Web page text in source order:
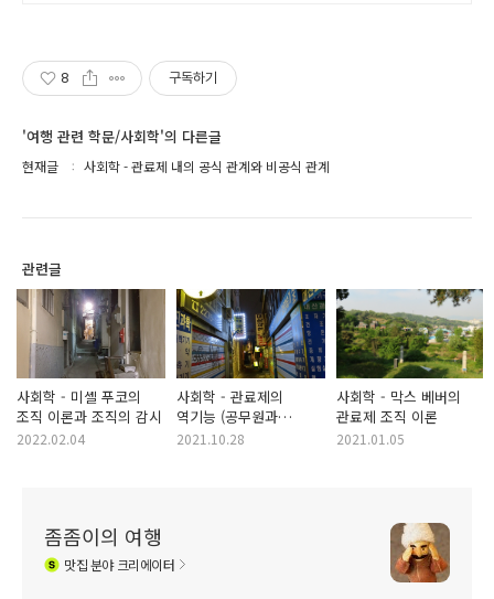
8 구독하기
'여행 관련 학문/사회학'의 다른글
현재글 사회학 - 관료제 내의 공식 관계와 비공식 관계
관련글
사회학 - 미셸 푸코의
조직 이론과 조직의 감시
2022.02.04
사회학 - 관료제의
역기능 (공무원과
일반인의 갈등 원인),
2021.10.28
사회학 - 막스 베버의
관료제 조직 이론
2021.01.05
좀좀이의 여행
맛집분야 크리에이터